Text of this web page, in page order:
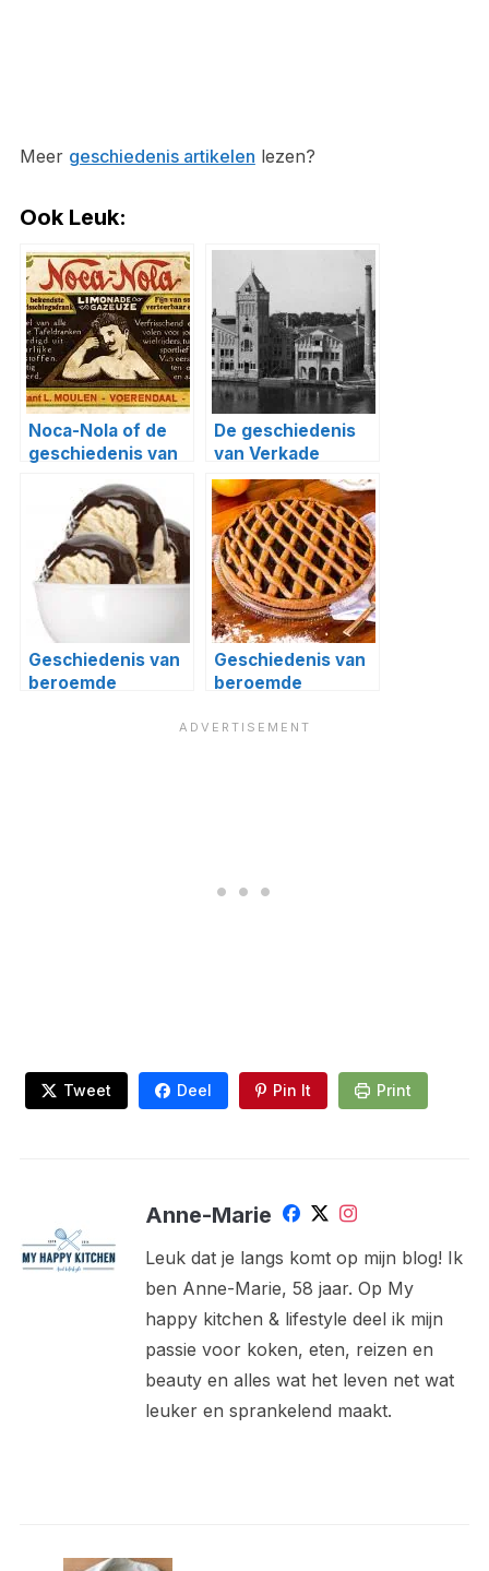
Meer geschiedenis artikelen lezen?
Ook Leuk:
Noca-Nola of de
geschiedenis van
Nederland
De geschiedenis
van Verkade
Geschiedenis van
beroemde
Crêpes Suzette en
Geschiedenis van
beroemde
pepermunt en
Tweet Deel Pin It Print
Anne-Marie
Leuk dat je langs komt op mijn blog! Ik
ben Anne-Marie, 58 jaar. Op My
happy kitchen & lifestyle deel ik mijn
passie voor koken, eten, reizen en
beauty en alles wat het leven net wat
leuker en sprankelend maakt.